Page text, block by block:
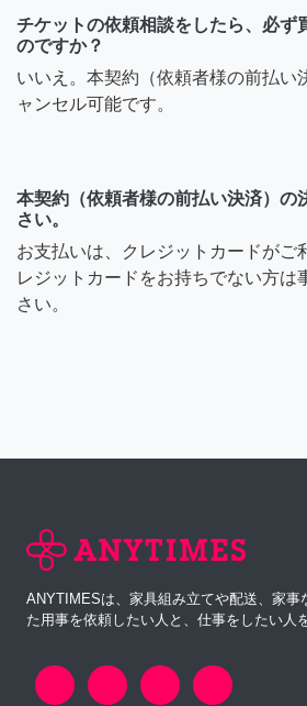
チケットの依頼相談をしたら、必ず
のですか？
いいえ。本契約（依頼者様の前払い
ャンセル可能です。
本契約（依頼者様の前払い決済）の
さい。
お支払いは、クレジットカードがご
レジットカードをお持ちでない方は
さい。
ANYTIMESは、家具組み立てや配送、家事
た用事を依頼したい人と、仕事をしたい人